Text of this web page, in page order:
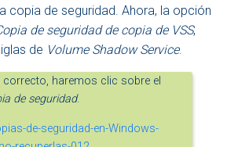
copia de seguridad. Ahora, la opción
de seguridad de copia de VSS,
de Volume Shadow Service.
correcto, haremos clic sobre el
de seguridad.